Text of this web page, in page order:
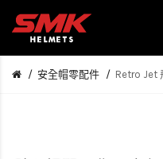
安全帽零配件 Retro Jet